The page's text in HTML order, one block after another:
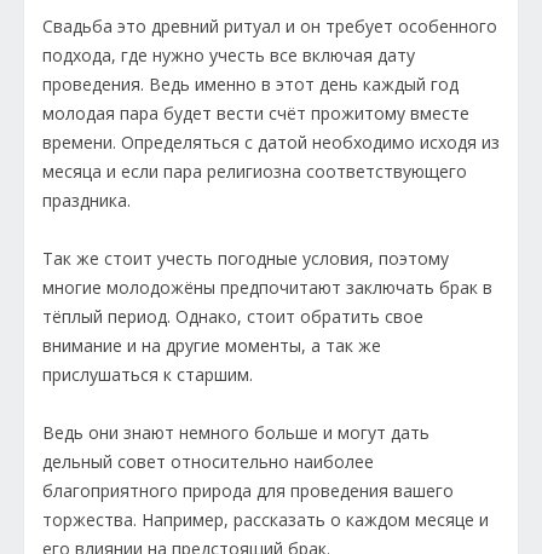
Свадьба это древний ритуал и он требует особенного
подхода, где нужно учесть все включая дату
проведения. Ведь именно в этот день каждый год
молодая пара будет вести счёт прожитому вместе
времени. Определяться с датой необходимо исходя из
месяца и если пара религиозна соответствующего
праздника.
Так же стоит учесть погодные условия, поэтому
многие молодожёны предпочитают заключать брак в
тёплый период. Однако, стоит обратить свое
внимание и на другие моменты, а так же
прислушаться к старшим.
Ведь они знают немного больше и могут дать
дельный совет относительно наиболее
благоприятного природа для проведения вашего
торжества. Например, рассказать о каждом месяце и
его влиянии на предстоящий брак.